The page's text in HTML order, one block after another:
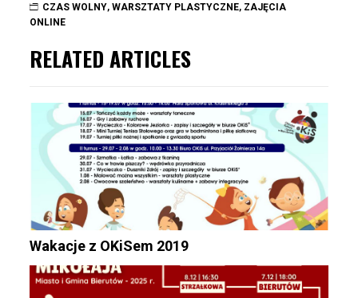
CZAS WOLNY,WARSZTATY PLASTYCZNE, ZAJĘCIA
ONLINE
RELATED ARTICLES
Wakacje z OKiSem 2019